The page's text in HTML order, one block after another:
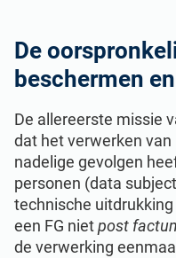
De
beschermen
De allereerste missie
dat het verwerken
nadelige gevolgen
personen (data
technische
een FG nietpost
de verwerking